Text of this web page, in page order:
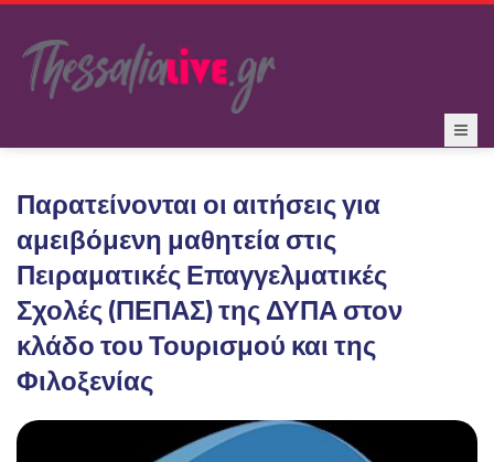
Παρατείνονται οι αιτήσεις για
αμειβόμενη μαθητεία στις
Πειραματικές Επαγγελματικές
Σχολές (ΠΕΠΑΣ) της ΔΥΠΑ στον
κλάδο του Τουρισμού και της
Φιλοξενίας